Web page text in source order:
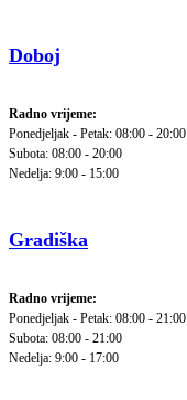
Doboj
Radno vrijeme:
Ponedjeljak - Petak: 08:00 - 20:00
Subota: 08:00 - 20:00
Nedelja: 9:00 - 15:00
Gradiška
Radno vrijeme:
Ponedjeljak - Petak: 08:00 - 21:00
Subota: 08:00 - 21:00
Nedelja: 9:00 - 17:00